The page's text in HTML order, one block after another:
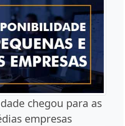
chegou para as
empresas